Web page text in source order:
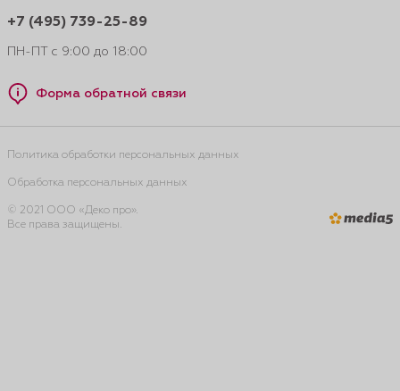
+7 (495) 739-25-89
ПН-ПТ с 9:00 до 18:00
Форма обратной связи
Политика обработки персональных данных
Обработка персональных данных
© 2021 ООО «Деко про».
Все права защищены.